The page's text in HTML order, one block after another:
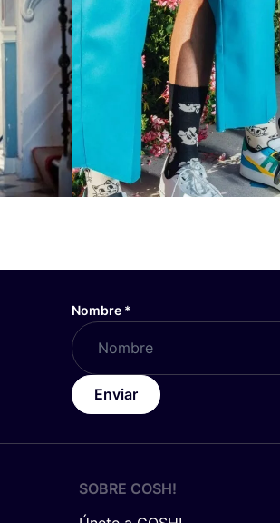
Nombre *
Enviar
SOBRE COSH!